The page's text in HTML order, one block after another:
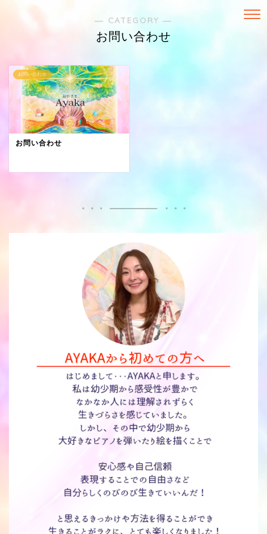
― CATEGORY ―
お問い合わせ
お問い合わせ
お問い合わせ